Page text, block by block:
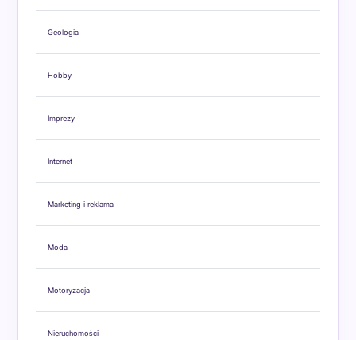
Geologia
Hobby
Imprezy
Internet
Marketing i reklama
Moda
Motoryzacja
Nieruchomości